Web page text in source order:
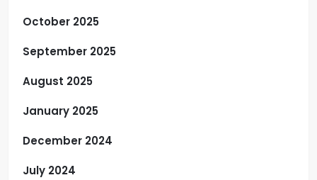
October 2025
September 2025
August 2025
January 2025
December 2024
July 2024